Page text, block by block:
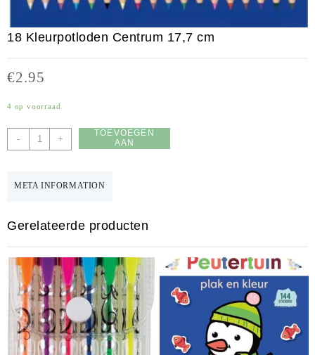
18 Kleurpotloden Centrum 17,7 cm
€2.95
4 op voorraad
-
Kleurpotloden
+
TOEVOEGEN
AAN
META INFORMATION
Gerelateerde producten